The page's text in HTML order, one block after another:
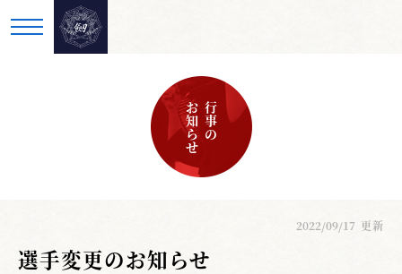
行事の
お知らせ
2022/09/17 更新
選手変更のお知らせ